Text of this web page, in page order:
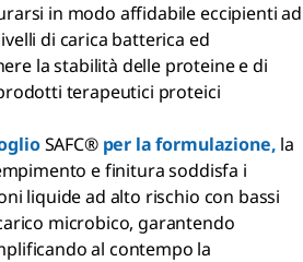
in modo affidabile eccipienti ad
di carica batterica ed
la stabilità delle proteine e di
terapeutici proteici
SAFC® per la formulazione, la
e finitura soddisfa i
liquide ad alto rischio con bassi
microbico, garantendo
al contempo la